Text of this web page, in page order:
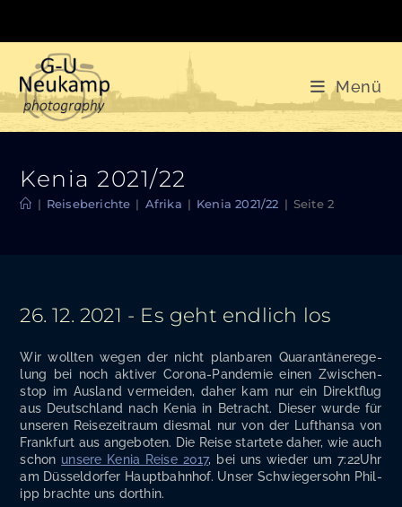
springen
Menü
Kenia 2021/22
| Reiseberichte | Afrika | Kenia 2021/22 | Seite 2
26. 12. 2021 - Es geht endlich los
Wir woll­ten wegen der nicht plan­ba­ren Qua­ran­tä­ne­re­ge­
lung bei noch akti­ver Coro­na-Pan­de­mie einen Zwi­schen­
stop im Aus­land ver­mei­den, daher kam nur ein Direkt­flug
aus Deutsch­land nach Kenia in Betracht. Die­ser wur­de für
unse­ren Rei­se­zeit­raum dies­mal nur von der Luft­han­sa von
Frank­furt aus ange­bo­ten. Die Rei­se star­te­te daher, wie auch
schon unse­re Kenia Rei­se 2017, bei uns wie­der um 7:22Uhr
am Düs­sel­dor­fer Haupt­bahn­hof. Unser Schwie­ger­sohn Phil­
ipp brach­te uns dorthin.